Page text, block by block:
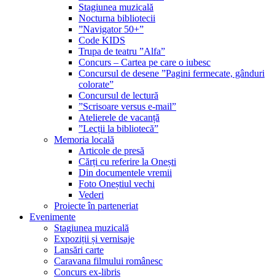
Stagiunea muzicală
Nocturna bibliotecii
”Navigator 50+”
Code KIDS
Trupa de teatru ”Alfa”
Concurs – Cartea pe care o iubesc
Concursul de desene ”Pagini fermecate, gânduri
colorate”
Concursul de lectură
”Scrisoare versus e-mail”
Atelierele de vacanță
”Lecții la bibliotecă”
Memoria locală
Articole de presă
Cărți cu referire la Onești
Din documentele vremii
Foto Oneștiul vechi
Vederi
Proiecte în parteneriat
Evenimente
Stagiunea muzicală
Expoziții și vernisaje
Lansări carte
Caravana filmului românesc
Concurs ex-libris